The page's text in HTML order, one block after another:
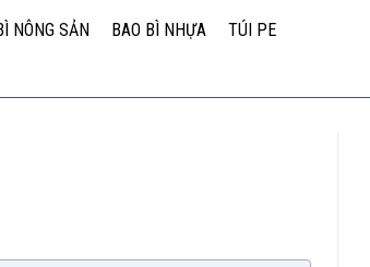
NÔNG SẢN BAO BÌ NHỰA TÚI PE